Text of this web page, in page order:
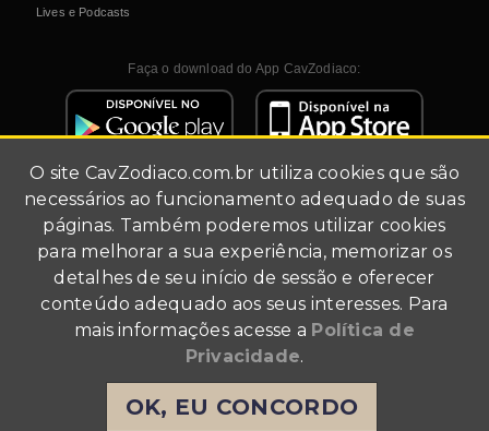
Lives e Podcasts
Faça o download do App CavZodiaco:
Site de fãs (fã-clube).
Todo conteúdo multimídia foi utilizado para fins de
divulgação.
Agradecimentos a Masami Kurumada, Shueisha, Akita
direitos reservados a estas empresas.
O site CavZodiaco.com.br utiliza cookies que são
necessários ao funcionamento adequado de suas
páginas. Também poderemos utilizar cookies
para melhorar a sua experiência, memorizar os
detalhes de seu início de sessão e oferecer
conteúdo adequado aos seus interesses. Para
mais informações acesse a Política de
Privacidade.
OK, EU CONCORDO